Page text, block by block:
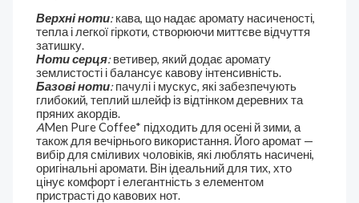
Верхні ноти:кава, що надає аромату насиченості,
тепла і легкої гіркоти, створюючи миттєве відчуття
затишку.
Ноти серця:ветивер, який додає аромату
землистості і балансує кавову інтенсивність.
Базові ноти:пачулі і мускус, які забезпечують
глибокий, теплий шлейф із відтінком деревних та
пряних акордів.
AMen Pure Coffee* підходить для осені й зими, а
також для вечірнього використання. Його аромат —
вибір для сміливих чоловіків, які люблять насичені,
оригінальні аромати. Він ідеальний для тих, хто
цінує комфорт і елегантність з елементом
пристрасті до кавових нот.